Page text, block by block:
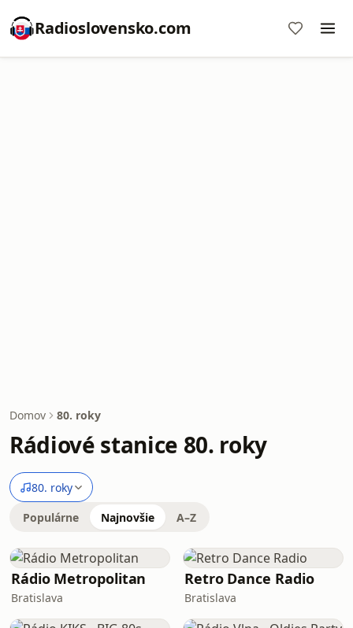
Radioslovensko.com
Domov 80. roky
Rádiové stanice 80. roky
80. roky
Populárne Najnovšie A–Z
Rádio Metropolitan
Bratislava
Retro Dance Radio
Bratislava